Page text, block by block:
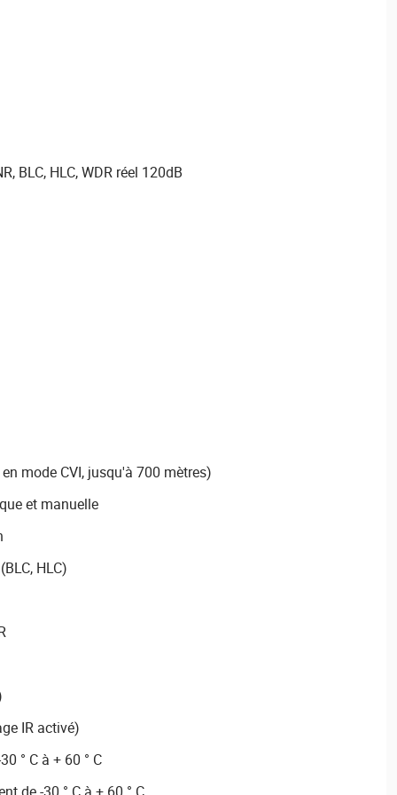
BLC, HLC, WDR réel 120dB
mode CVI, jusqu'à 700 mètres)
et manuelle
HLC)
IR activé)
° C à + 60 ° C